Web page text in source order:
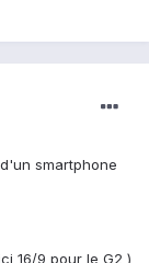
smartphone
16/9 pour le G2 )